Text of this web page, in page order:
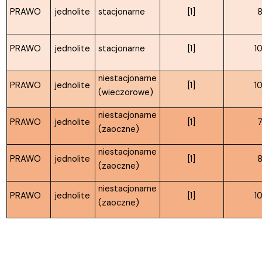
PRAWO jednolite stacjonarne [1] 8
PRAWO jednolite stacjonarne [1] 10
PRAWO jednolite
niestacjonarne
(wieczorowe)
[1] 10
PRAWO jednolite
niestacjonarne
(zaoczne)
[1] 7
PRAWO jednolite
niestacjonarne
(zaoczne)
[1] 8
PRAWO jednolite
niestacjonarne
(zaoczne)
[1] 10